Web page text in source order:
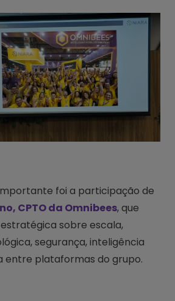
foi a participação de
CPTO da Omnibees, que
sobre escala,
segurança, inteligência
entre plataformas do grupo.